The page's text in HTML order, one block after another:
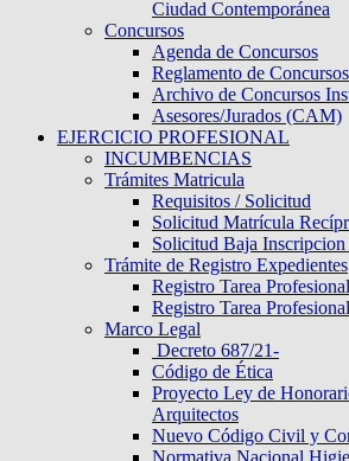
Ciudad Contemporánea
Concursos
Agenda de Concursos
Reglamento de
Archivo de Concursos
Asesores/Jurados (CAM)
EJERCICIO PROFESIONAL
INCUMBENCIAS
Trámites Matricula
Requisitos / Solicitud
Solicitud Matrícula
Solicitud Baja
Trámite de Registro Expedientes
Registro Tarea
Registro Tarea
Marco Legal
Decreto 687/21-
Código de Ética
Proyecto Ley de
Arquitectos
Nuevo Código Civil y
Normativa Nacional